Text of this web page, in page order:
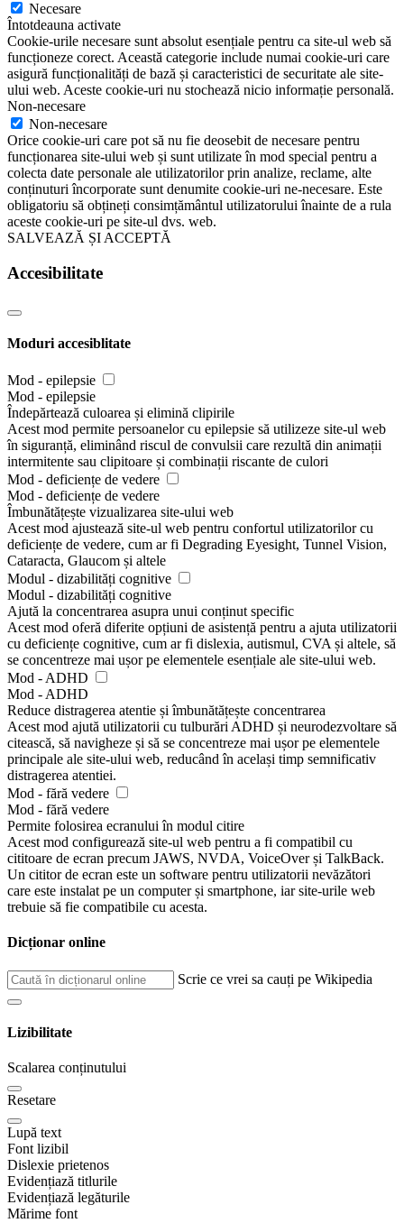
Necesare
Întotdeauna activate
Cookie-urile necesare sunt absolut esențiale pentru ca site-ul web să
funcționeze corect. Această categorie include numai cookie-uri care
asigură funcționalități de bază și caracteristici de securitate ale site-
ului web. Aceste cookie-uri nu stochează nicio informație personală.
Non-necesare
Non-necesare
Orice cookie-uri care pot să nu fie deosebit de necesare pentru
funcționarea site-ului web și sunt utilizate în mod special pentru a
colecta date personale ale utilizatorilor prin analize, reclame, alte
conținuturi încorporate sunt denumite cookie-uri ne-necesare. Este
obligatoriu să obțineți consimțământul utilizatorului înainte de a rula
aceste cookie-uri pe site-ul dvs. web.
SALVEAZĂ ȘI ACCEPTĂ
Accesibilitate
Moduri accesiblitate
Mod - epilepsie
Mod - epilepsie
Îndepărtează culoarea și elimină clipirile
Acest mod permite persoanelor cu epilepsie să utilizeze site-ul web
în siguranță, eliminând riscul de convulsii care rezultă din animații
intermitente sau clipitoare și combinații riscante de culori
Mod - deficiențe de vedere
Mod - deficiențe de vedere
Îmbunătățește vizualizarea site-ului web
Acest mod ajustează site-ul web pentru confortul utilizatorilor cu
deficiențe de vedere, cum ar fi Degrading Eyesight, Tunnel Vision,
Cataracta, Glaucom și altele
Modul - dizabilități cognitive
Modul - dizabilități cognitive
Ajută la concentrarea asupra unui conținut specific
Acest mod oferă diferite opțiuni de asistență pentru a ajuta utilizatorii
cu deficiențe cognitive, cum ar fi dislexia, autismul, CVA și altele, să
se concentreze mai ușor pe elementele esențiale ale site-ului web.
Mod - ADHD
Mod - ADHD
Reduce distragerea atentie și îmbunătățește concentrarea
Acest mod ajută utilizatorii cu tulburări ADHD și neurodezvoltare să
citească, să navigheze și să se concentreze mai ușor pe elementele
principale ale site-ului web, reducând în același timp semnificativ
distragerea atentiei.
Mod - fără vedere
Mod - fără vedere
Permite folosirea ecranului în modul citire
Acest mod configurează site-ul web pentru a fi compatibil cu
cititoare de ecran precum JAWS, NVDA, VoiceOver și TalkBack.
Un cititor de ecran este un software pentru utilizatorii nevăzători
care este instalat pe un computer și smartphone, iar site-urile web
trebuie să fie compatibile cu acesta.
Dicționar online
Scrie ce vrei sa cauți pe Wikipedia
Lizibilitate
Scalarea conținutului
Resetare
Lupă text
Font lizibil
Dislexie prietenos
Evidențiază titlurile
Evidențiază legăturile
Mărime font